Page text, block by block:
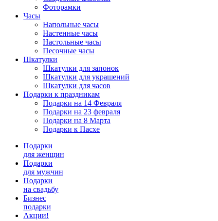
Фоторамки
Часы
Напольные часы
Настенные часы
Настольные часы
Песочные часы
Шкатулки
Шкатулки для запонок
Шкатулки для украшений
Шкатулки для часов
Подарки к праздникам
Подарки на 14 Февраля
Подарки на 23 февраля
Подарки на 8 Марта
Подарки к Пасхе
Подарки
для женщин
Подарки
для мужчин
Подарки
на свадьбу
Бизнес
подарки
Акции!